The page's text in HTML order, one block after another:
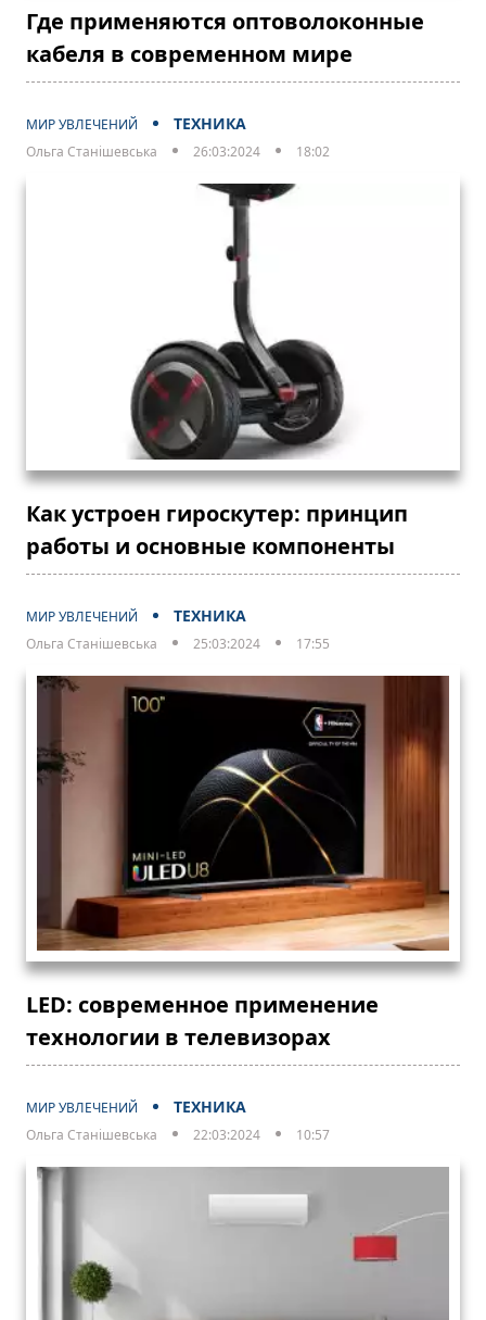
Где применяются оптоволоконные
кабеля в современном мире
МИР УВЛЕЧЕНИЙ ТЕХНИКА
Ольга Станішевська 26:03:2024 18:02
Как устроен гироскутер: принцип
работы и основные компоненты
МИР УВЛЕЧЕНИЙ ТЕХНИКА
Ольга Станішевська 25:03:2024 17:55
LED: современное применение
технологии в телевизорах
МИР УВЛЕЧЕНИЙ ТЕХНИКА
Ольга Станішевська 22:03:2024 10:57